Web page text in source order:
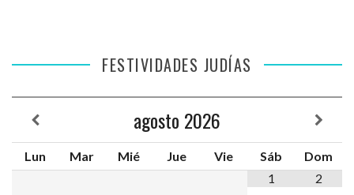
FESTIVIDADES JUDÍAS
agosto 2026
Lun Mar Mié Jue Vie Sáb
Dom
1
2